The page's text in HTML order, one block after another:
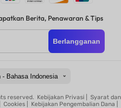
Berita, Penawaran & Tips
Berlangganan
- Bahasa Indonesia
reserved. Kebijakan Privasi
Syarat dan
Cookies| Kebijakan Pengembalian Dana